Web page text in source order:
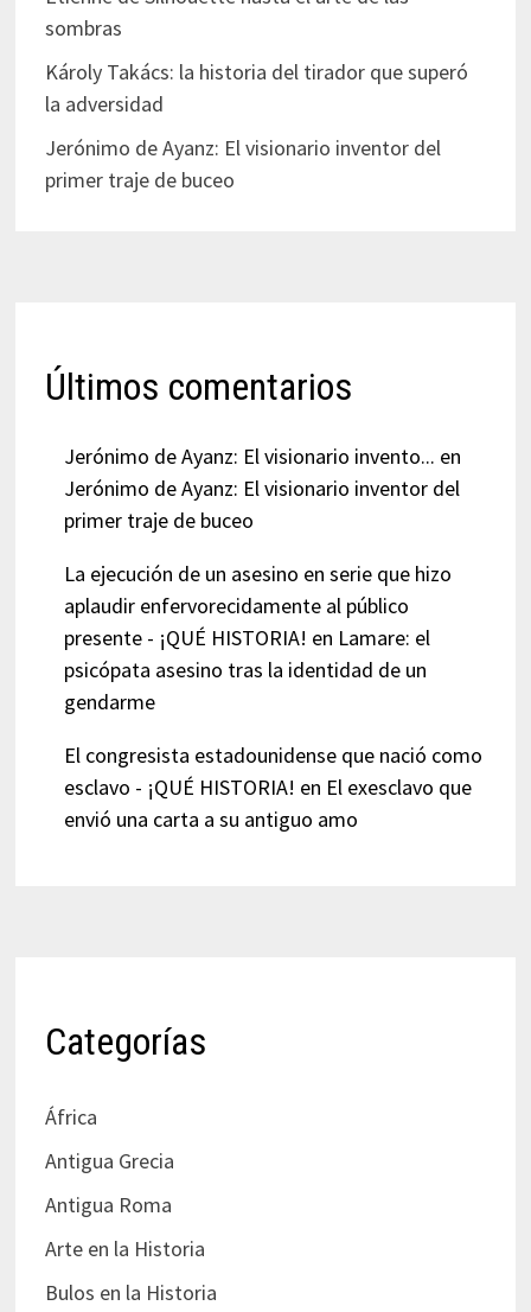
sombras
Károly Takács: la historia del tirador que superó
la adversidad
Jerónimo de Ayanz: El visionario inventor del
primer traje de buceo
Últimos comentarios
Jerónimo de Ayanz: El visionario invento... en
Jerónimo de Ayanz: El visionario inventor del
primer traje de buceo
La ejecución de un asesino en serie que hizo
aplaudir enfervorecidamente al público
presente - ¡QUÉ HISTORIA! en Lamare: el
psicópata asesino tras la identidad de un
gendarme
El congresista estadounidense que nació como
esclavo - ¡QUÉ HISTORIA! en El exesclavo que
envió una carta a su antiguo amo
Categorías
África
Antigua Grecia
Antigua Roma
Arte en la Historia
Bulos en la Historia